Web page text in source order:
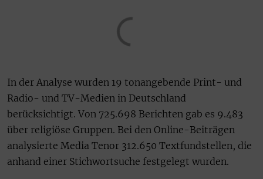
In der Analyse wurden 19 tonangebende Print- und
Radio- und TV-Medien in Deutschland
berücksichtigt. Von 725.698 Berichten gab es 9.483
über religiöse Gruppen. Bei den Online-Beiträgen
analysierte Media Tenor 312.650 Textfundstellen, die
anhand einer Stichwortsuche festgelegt wurden.